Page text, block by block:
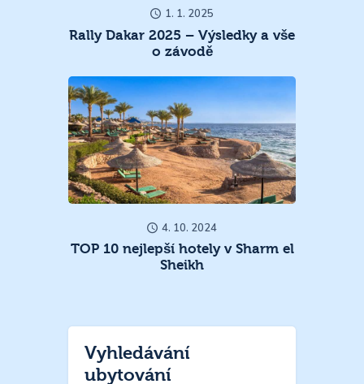
1. 1. 2025
Rally Dakar 2025 – Výsledky a vše
o závodě
4. 10. 2024
TOP 10 nejlepší hotely v Sharm el
Sheikh
Vyhledávání
ubytování